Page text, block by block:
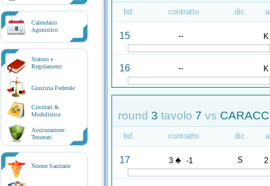
8
Calendario
Agonistico
Statuto e
Regolamenti
Giustizia Federale
Circolari &
Modulistica
Assicurazione
Tesserati
Norme Sanitarie
bd. contratto dic.
15 -- K
16 -- K
round 3 tavolo 7 vs
bd. contratto dic.
17 3 ♠ -1 S 2